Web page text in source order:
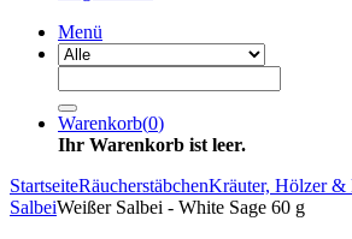
Menü
Warenkorb(0)
Ihr Warenkorb ist leer.
StartseiteRäucherstäbchenKräuter, Hölzer &
SalbeiWeißer Salbei - White Sage 60 g